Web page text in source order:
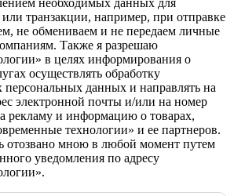
необходимых данных для
транзакции, например, при отправке
не обмениваем и не передаем личные
Также я разрешаю
в целях информирования о
осуществлять обработку
данных и направлять на
электронной почты и/или на номер
рекламу и информацию о товарах,
технологии» и ее партнеров.
отозвано мною в любой момент путем
уведомления по адресу